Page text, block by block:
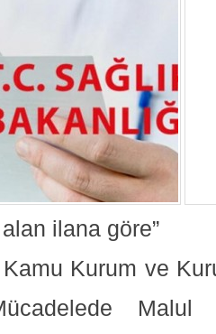
ilana göre”
Kamu Kurum ve
Malul